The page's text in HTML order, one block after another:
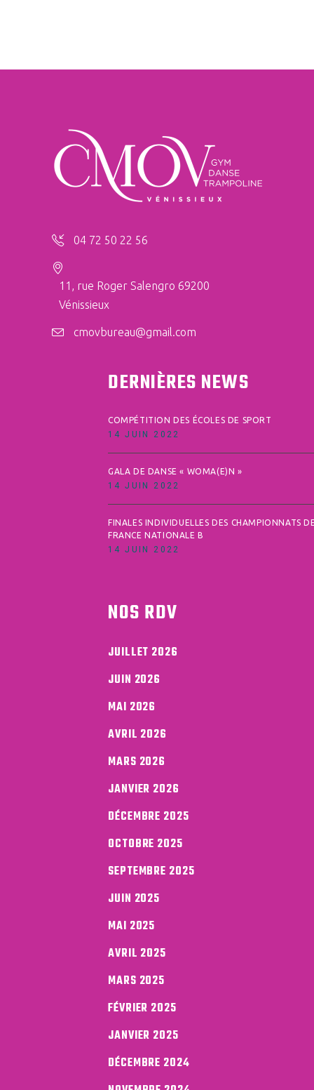
04 72 50 22 56
11, rue Roger Salengro 69200
Vénissieux
cmovbureau@gmail.com
DERNIÈRES NEWS
COMPÉTITION DES ÉCOLES DE SPORT
14 JUIN 2022
GALA DE DANSE « WOMA(E)N »
14 JUIN 2022
FINALES INDIVIDUELLES DES CHAMPIONNATS
FRANCE NATIONALE B
14 JUIN 2022
NOS RDV
JUILLET 2026
JUIN 2026
MAI 2026
AVRIL 2026
MARS 2026
JANVIER 2026
DÉCEMBRE 2025
OCTOBRE 2025
SEPTEMBRE 2025
JUIN 2025
MAI 2025
AVRIL 2025
MARS 2025
FÉVRIER 2025
JANVIER 2025
DÉCEMBRE 2024